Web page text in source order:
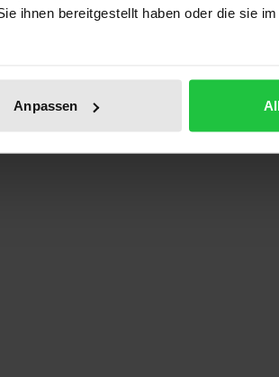
ihnen bereitgestellt haben oder die sie
Anpassen
Phämomenologiekritik